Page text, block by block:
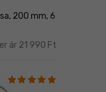
200 mm, 6
ár 21 990 Ft